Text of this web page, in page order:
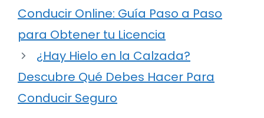
Conducir Online: Guía Paso a Paso
para Obtener tu Licencia
¿Hay Hielo en la Calzada?
Descubre Qué Debes Hacer Para
Conducir Seguro